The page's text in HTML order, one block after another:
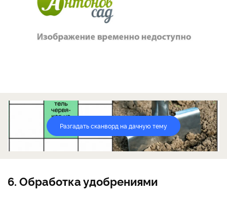
Разгадать сканворд на дачную тему
6. Обработка удобрениями